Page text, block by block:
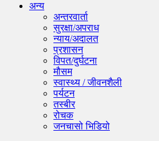
अन्य
अन्तरवार्ता
सुरक्षा/अपराध
न्याय/अदालत
प्रशासन
विपत/दुर्घटना
मौसम
स्वास्थ्य / जीवनशैली
पर्यटन
तस्बीर
रोचक
जनचासो भिडियो